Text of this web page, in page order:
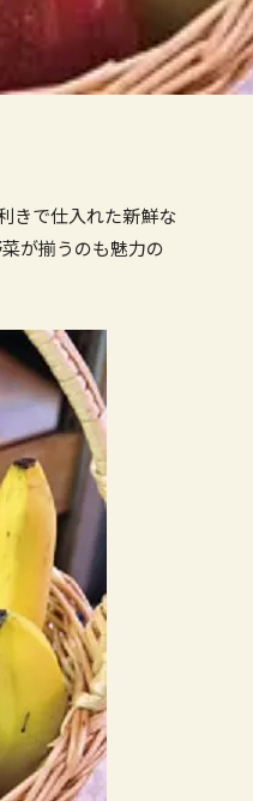
きで仕入れた新鮮な
が揃うのも魅力の